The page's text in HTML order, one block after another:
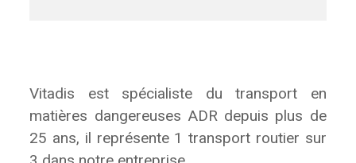
Vitadis est spécialiste du transport en
matières dangereuses ADR depuis plus de
25 ans, il représente 1 transport routier sur